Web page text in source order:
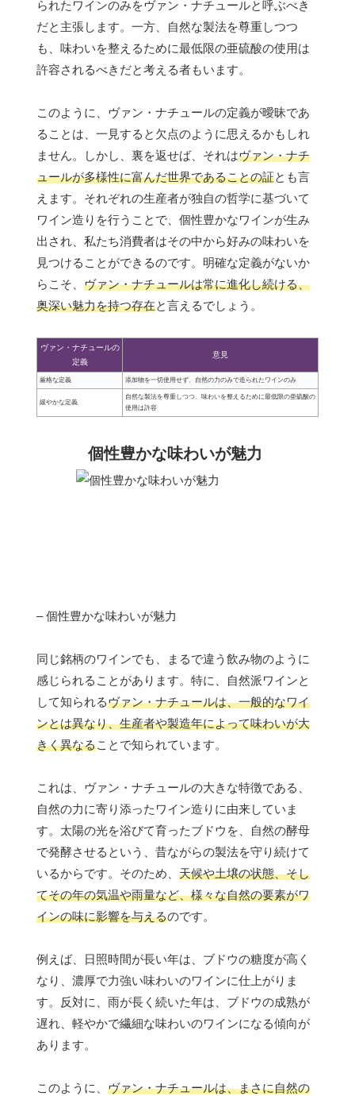
られたワインのみをヴァン・ナチュールと呼ぶべき
だと主張します。一方、自然な製法を尊重しつつ
も、味わいを整えるために最低限の亜硫酸の使用は
許容されるべきだと考える者もいます。
このように、ヴァン・ナチュールの定義が曖昧であ
ることは、一見すると欠点のように思えるかもしれ
ません。しかし、裏を返せば、それはヴァン・ナチ
ュールが多様性に富んだ世界であることの証とも言
えます。それぞれの生産者が独自の哲学に基づいて
ワイン造りを行うことで、個性豊かなワインが生み
出され、私たち消費者はその中から好みの味わいを
見つけることができるのです。明確な定義がないか
らこそ、 ヴァン・ナチュールは常に進化し続ける、
奥深い魅力を持つ存在と言えるでしょう。
ヴァン・ナチュールの
定義
意見
厳格な定義 添加物を一切使用せず、自然の力のみで造られたワインのみ
緩やかな定義
自然な製法を尊重しつつ、味わいを整えるために最低限の亜硫酸の
使用は許容
個性豊かな味わいが魅力
– 個性豊かな味わいが魅力
同じ銘柄のワインでも、まるで違う飲み物のように
感じられることがあります。特に、自然派ワインと
して知られるヴァン・ナチュールは、一般的なワイ
ンとは異なり、生産者や製造年によって味わいが大
きく異なることで知られています。
これは、ヴァン・ナチュールの大きな特徴である、
自然の力に寄り添ったワイン造りに由来していま
す。太陽の光を浴びて育ったブドウを、自然の酵母
で発酵させるという、昔ながらの製法を守り続けて
いるからです。そのため、 天候や土壌の状態、そし
てその年の気温や雨量など、様々な自然の要素がワ
インの味に影響を与えるのです。
例えば、日照時間が長い年は、ブドウの糖度が高く
なり、濃厚で力強い味わいのワインに仕上がりま
す。反対に、雨が長く続いた年は、ブドウの成熟が
遅れ、軽やかで繊細な味わいのワインになる傾向が
あります。
このように、 ヴァン・ナチュールは、まさに自然の